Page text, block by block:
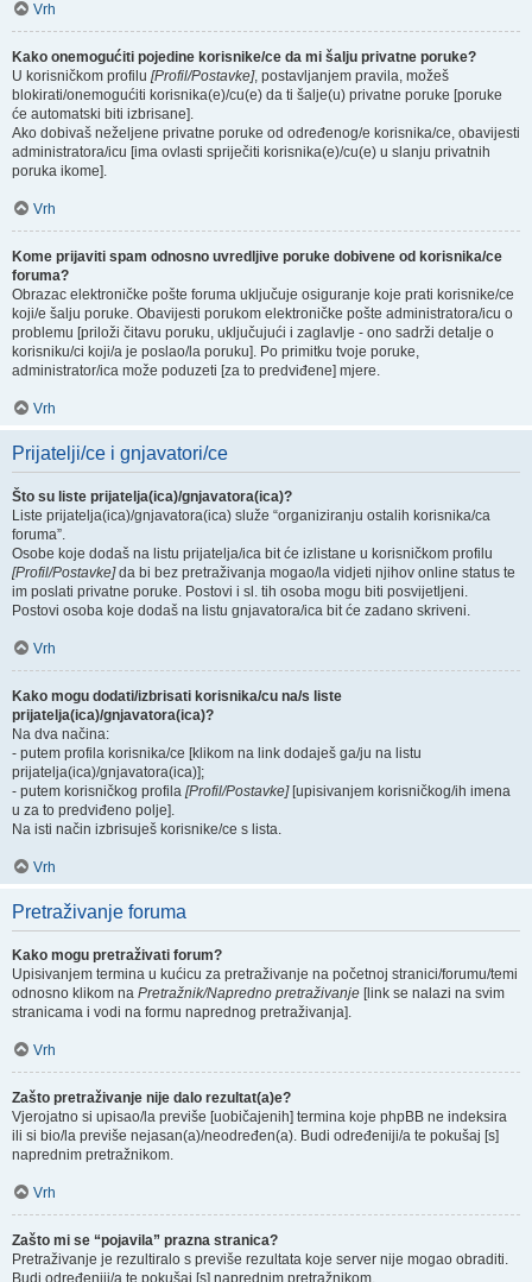
Vrh
Kako onemogućiti pojedine korisnike/ce da mi šalju privatne poruke?
U korisničkom profilu [Profil/Postavke], postavljanjem pravila, možeš
blokirati/onemogućiti korisnika(e)/cu(e) da ti šalje(u) privatne poruke [poruke
će automatski biti izbrisane].
Ako dobivaš neželjene privatne poruke od određenog/e korisnika/ce, obavijesti
administratora/icu [ima ovlasti spriječiti korisnika(e)/cu(e) u slanju privatnih
poruka ikome].
Vrh
Kome prijaviti spam odnosno uvredljive poruke dobivene od korisnika/ce
foruma?
Obrazac elektroničke pošte foruma uključuje osiguranje koje prati korisnike/ce
koji/e šalju poruke. Obavijesti porukom elektroničke pošte administratora/icu o
problemu [priloži čitavu poruku, uključujući i zaglavlje - ono sadrži detalje o
korisniku/ci koji/a je poslao/la poruku]. Po primitku tvoje poruke,
administrator/ica može poduzeti [za to predviđene] mjere.
Vrh
Prijatelji/ce i gnjavatori/ce
Što su liste prijatelja(ica)/gnjavatora(ica)?
Liste prijatelja(ica)/gnjavatora(ica) služe “organiziranju ostalih korisnika/ca
foruma”.
Osobe koje dodaš na listu prijatelja/ica bit će izlistane u korisničkom profilu
[Profil/Postavke]da bi bez pretraživanja mogao/la vidjeti njihov online status te
im poslati privatne poruke. Postovi i sl. tih osoba mogu biti posvijetljeni.
Postovi osoba koje dodaš na listu gnjavatora/ica bit će zadano skriveni.
Vrh
Kako mogu dodati/izbrisati korisnika/cu na/s liste
prijatelja(ica)/gnjavatora(ica)?
Na dva načina:
- putem profila korisnika/ce [klikom na link dodaješ ga/ju na listu
prijatelja(ica)/gnjavatora(ica)];
- putem korisničkog profila [Profil/Postavke][upisivanjem korisničkog/ih imena
u za to predviđeno polje].
Na isti način izbrisuješ korisnike/ce s lista.
Vrh
Pretraživanje foruma
Kako mogu pretraživati forum?
Upisivanjem termina u kućicu za pretraživanje na početnoj stranici/forumu/temi
odnosno klikom na Pretražnik/Napredno pretraživanje [link se nalazi na svim
stranicama i vodi na formu naprednog pretraživanja].
Vrh
Zašto pretraživanje nije dalo rezultat(a)e?
Vjerojatno si upisao/la previše [uobičajenih] termina koje phpBB ne indeksira
ili si bio/la previše nejasan(a)/neodređen(a). Budi određeniji/a te pokušaj [s]
naprednim pretražnikom.
Vrh
Zašto mi se “pojavila” prazna stranica?
Pretraživanje je rezultiralo s previše rezultata koje server nije mogao obraditi.
Budi određeniji/a te pokušaj [s] naprednim pretražnikom.